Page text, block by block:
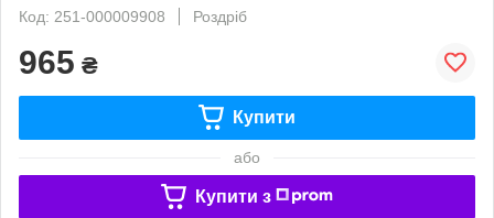
Код: 251-000009908
Роздріб
965 ₴
Купити
або
Купити з